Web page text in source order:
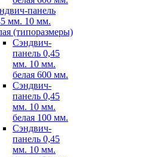
панель
мм. 10 мм.
(типоразмеры)
Сэндвич-
панель 0,45
мм. 10 мм.
белая 600 мм.
Сэндвич-
панель 0,45
мм. 10 мм.
белая 100 мм.
Сэндвич-
панель 0,45
мм. 10 мм.